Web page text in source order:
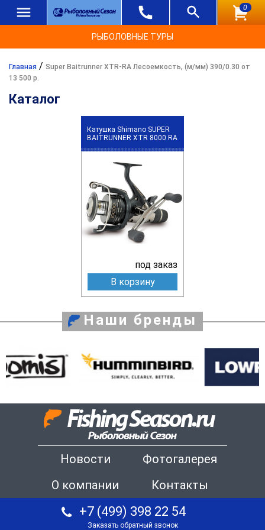
0
РЫБОЛОВНЫЕ ТУРЫ
Главная / Super Baitrunner XTR-RA Лесоемкость, (м/мм) 390/0.30 от
13 500 р.
Каталог
Катушка Shimano SUPER
BAITRUNNER XTR 8000 RA
под заказ
В корзину
Наши бренды
Новости
Фотогалерея
О компании
Контакты
+7 (499) 398 22 54
Заказать обратный звонок